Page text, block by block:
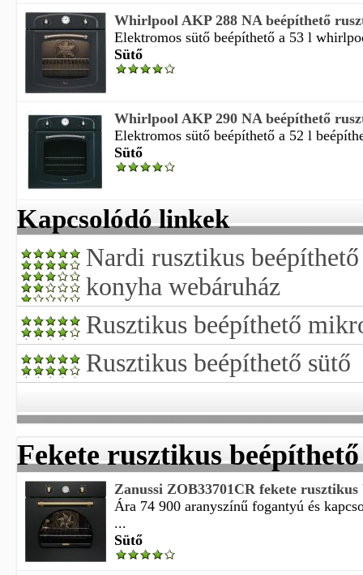
Whirlpool AKP 288 NA beépíthető
Elektromos sütő beépíthető a 53 l
Sütő
Whirlpool AKP 290 NA beépíthető
Elektromos sütő beépíthető a 52 l
Sütő
Kapcsolódó linkek
Nardi rusztikus
konyha webáruház
Rusztikus beépíthető
Rusztikus beépíthető sütő
Fekete rusztikus
Zanussi ZOB33701CR fekete rusztikus
Ára 74 900 aranyszínű fogantyú és
...
Sütő